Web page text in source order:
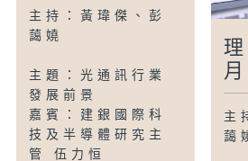
主持：黃瑋傑、彭
藹嬈
主題：光通訊行業
發展前景
嘉賓：建銀國際科
技及半導體研究主
管 伍力恒
主
藹